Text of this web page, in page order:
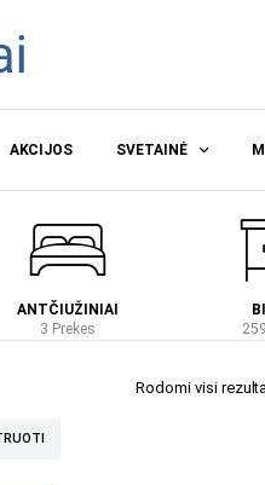
AKCIJOS SVETAINĖ
ANTČIUŽINIAI
3 Prekes
Rodomi visi